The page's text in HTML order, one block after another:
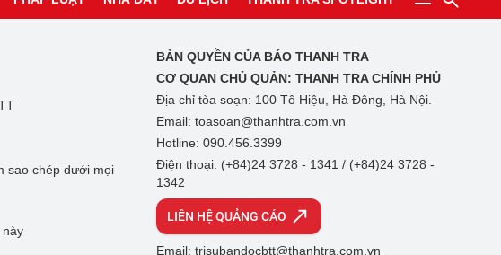
sao chép dưới mọi
BẢN QUYỀN CỦA BÁO THANH TRA
CƠ QUAN CHỦ QUẢN: THANH TRA CHÍNH PHỦ
Địa chỉ tòa soạn: 100 Tô Hiệu, Hà Đông, Hà Nội.
Email: toasoan@thanhtra.com.vn
Hotline: 090.456.3399
Điện thoại: (+84)24 3728 - 1341 / (+84)24 3728 -
1342
LIÊN HỆ QUẢNG CÁO
Email: trisubandocbtt@thanhtra.com.vn